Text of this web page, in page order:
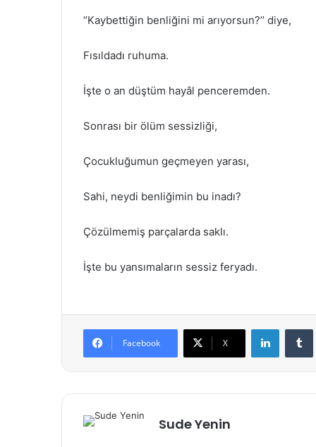
‘’Kaybettiğin benliğini mi arıyorsun?’’ diye,
Fısıldadı ruhuma.
İşte o an düştüm hayâl penceremden.
Sonrası bir ölüm sessizliği,
Çocukluğumun geçmeyen yarası,
Sahi, neydi benliğimin bu inadı?
Çözülmemiş parçalarda saklı.
İşte bu yansımaların sessiz feryadı.
Facebook X
LinkedIn
Sude Yenin